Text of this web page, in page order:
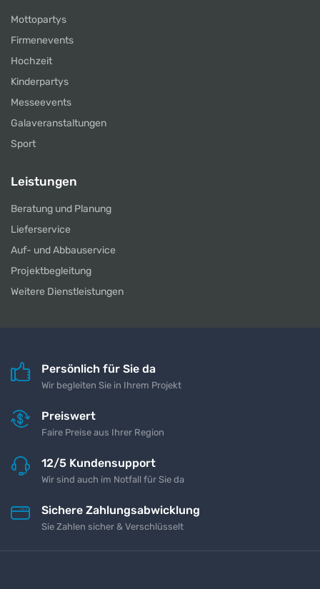
Mottopartys
Firmenevents
Hochzeit
Kinderpartys
Messeevents
Galaveranstaltungen
Sport
Leistungen
Beratung und Planung
Lieferservice
Auf- und Abbauservice
Projektbegleitung
Weitere Dienstleistungen
Persönlich für Sie da
Wir begleiten Sie in Ihrem Projekt
Preiswert
Faire Preise aus Ihrer Region
12/5 Kundensupport
Wir sind auch im Notfall für Sie da
Sichere Zahlungsabwicklung
Sie Zahlen sicher & Verschlüsselt